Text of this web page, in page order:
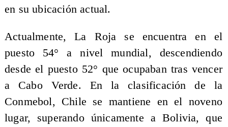
en su ubicación actual.
Actualmente, La Roja se encuentra en el
puesto 54° a nivel mundial, descendiendo
desde el puesto 52° que ocupaban tras vencer
a Cabo Verde. En la clasificación de la
Conmebol, Chile se mantiene en el noveno
lugar, superando únicamente a Bolivia, que